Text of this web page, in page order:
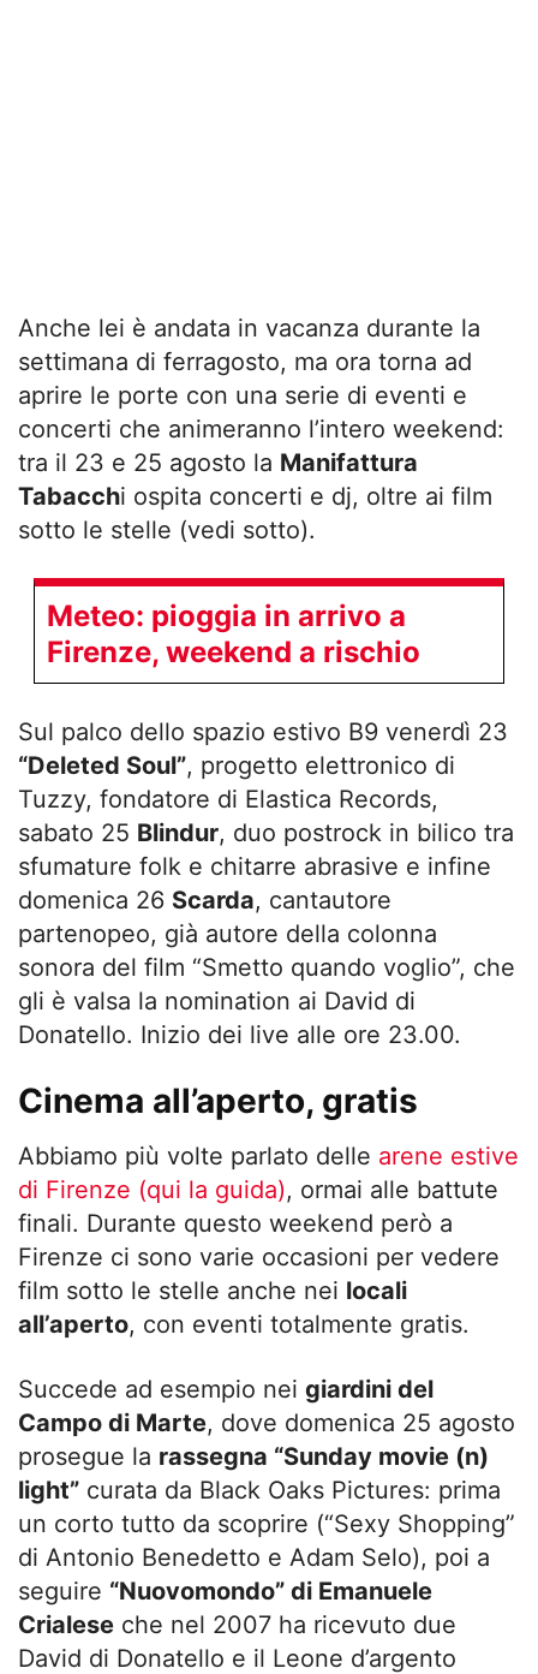
Anche lei è andata in vacanza durante la
settimana di ferragosto, ma ora torna ad
aprire le porte con una serie di eventi e
concerti che animeranno l’intero weekend:
tra il 23 e 25 agosto la Manifattura
Tabacchi ospita concerti e dj, oltre ai film
sotto le stelle (vedi sotto).
Meteo: pioggia in arrivo a
Firenze, weekend a rischio
Sul palco dello spazio estivo B9 venerdì 23
“Deleted Soul”, progetto elettronico di
Tuzzy, fondatore di Elastica Records,
sabato 25 Blindur, duo postrock in bilico tra
sfumature folk e chitarre abrasive e infine
domenica 26 Scarda, cantautore
partenopeo, già autore della colonna
sonora del film “Smetto quando voglio”, che
gli è valsa la nomination ai David di
Donatello. Inizio dei live alle ore 23.00.
Cinema all’aperto, gratis
Abbiamo più volte parlato delle arene estive
di Firenze (qui la guida), ormai alle battute
finali. Durante questo weekend però a
Firenze ci sono varie occasioni per vedere
film sotto le stelle anche nei locali
all’aperto, con eventi totalmente gratis.
Succede ad esempio nei giardini del
Campo di Marte, dove domenica 25 agosto
prosegue la rassegna “Sunday movie (n)
light” curata da Black Oaks Pictures: prima
un corto tutto da scoprire (“Sexy Shopping”
di Antonio Benedetto e Adam Selo), poi a
seguire “Nuovomondo” di Emanuele
Crialese che nel 2007 ha ricevuto due
David di Donatello e il Leone d’argento